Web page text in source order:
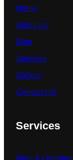
Home
About Us
Blog
Services
Gallery
Contact US
Services
Help & Ordering